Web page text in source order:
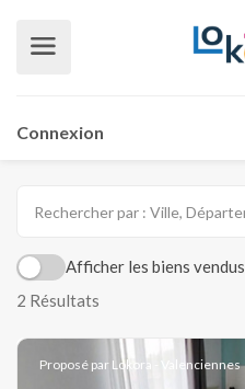
Connexion
Afficher les biens vendus
2 Résultats
Proposé par Lokora - Valenciennes